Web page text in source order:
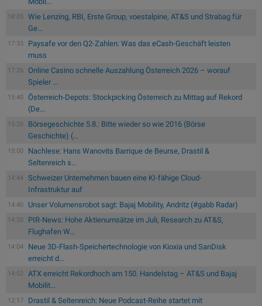
18:05
Wie Lenzing, RBI, Erste Group, voestalpine, AT&S und Strabag für
Ge...
17:33
Paysafe vor den Q2-Zahlen: Was das eCash-Geschäft leisten
muss
17:26
Online Casino schnelle Auszahlung Österreich 2026 – worauf
Spieler ...
15:40
Österreich-Depots: Stockpicking Österreich zu Mittag auf Rekord
(De...
15:20
Börsegeschichte 5.8.: Bitte wieder so wie 2016 (Börse
Geschichte) (...
15:00
Nachlese: Hans Wanovits Barrique de Beurse, Drastil &
Seltenreich s...
14:44
Schweizer Unternehmen bauen eine KI-fähige Cloud-
Infrastruktur auf
14:40 Unser Volumensrobot sagt: Bajaj Mobility, Andritz (#gabb Radar)
14:20
PIR-News: Hohe Aktienumsätze im Juli, Research zu AT&S,
Flughafen W...
14:04
Neue 3D-Flash-Speichertechnologie von Kioxia und SanDisk
erreicht d...
14:02
ATX erreicht Rekordhoch am 150. Handelstag – AT&S und Bajaj
Mobilit...
12:17
Drastil & Seltenreich: Neue Podcast-Reihe startet mit